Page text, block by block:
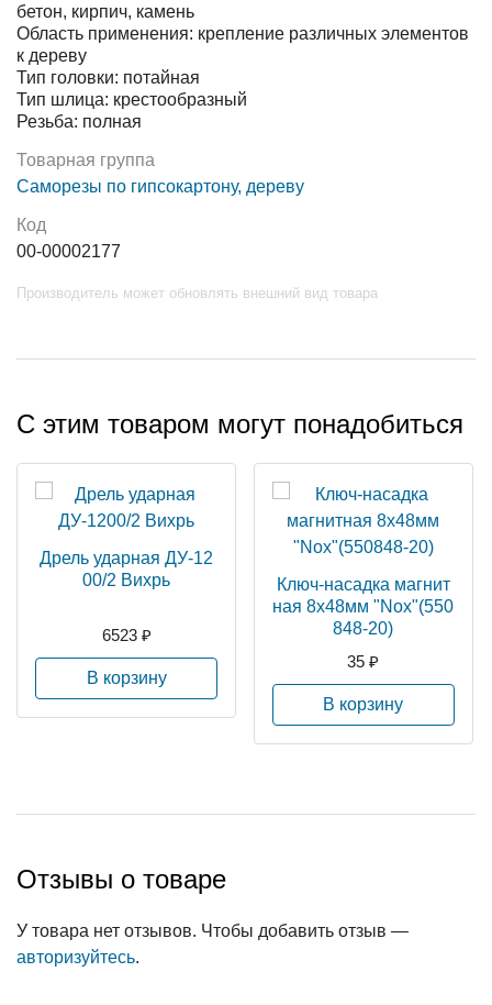
бетон, кирпич, камень
Область применения: крепление различных элементов
к дереву
Тип головки: потайная
Тип шлица: крестообразный
Резьба: полная
Товарная группа
Саморезы по гипсокартону, дереву
Код
00-00002177
Производитель может обновлять внешний вид товара
С этим товаром могут понадобиться
Дрель ударная ДУ-12
00/2 Вихрь
6523 ₽
В корзину
Ключ-насадка магнит
ная 8х48мм "Nох"(550
848-20)
35 ₽
В корзину
Отзывы о товаре
У товара нет отзывов. Чтобы добавить отзыв —
авторизуйтесь.